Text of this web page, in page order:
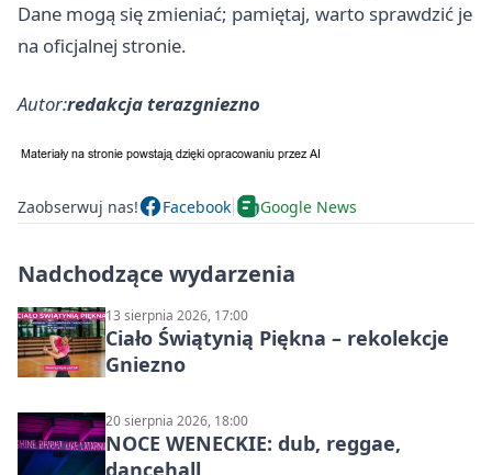
Dane mogą się zmieniać; pamiętaj, warto sprawdzić je
na oficjalnej stronie.
Autor:redakcja terazgniezno
Zaobserwuj nas! Facebook Google News
Nadchodzące wydarzenia
13 sierpnia 2026, 17:00
Ciało Świątynią Piękna – rekolekcje
Gniezno
20 sierpnia 2026, 18:00
NOCE WENECKIE: dub, reggae,
dancehall